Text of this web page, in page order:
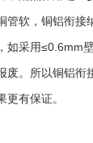
管软，铜铝衔接
采用≤0.6mm
。所以铜铝
有保证。